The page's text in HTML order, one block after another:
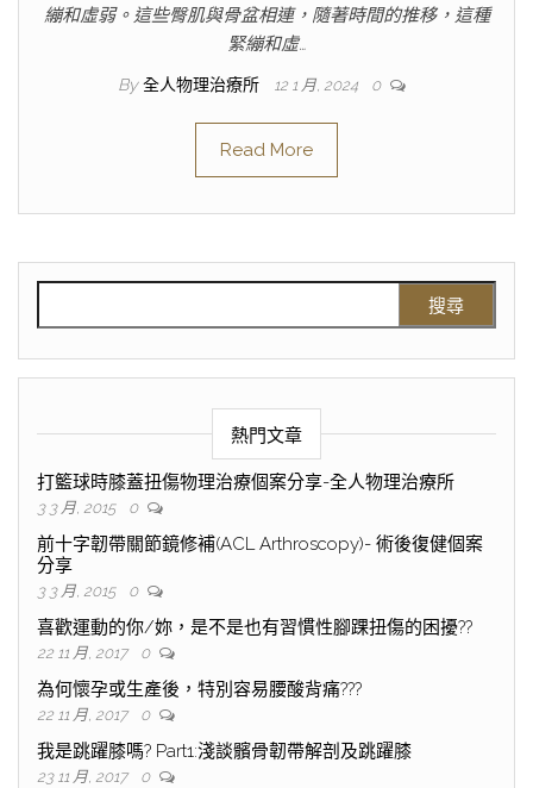
繃和虛弱。這些臀肌與骨盆相連，隨著時間的推移，這種
緊繃和虛…
By 全人物理治療所 12 1 月, 2024 0
Read More
熱門文章
打籃球時膝蓋扭傷物理治療個案分享-全人物理治療所
3 3 月, 2015 0
前十字韌帶關節鏡修補(ACL Arthroscopy)- 術後復健個案
分享
3 3 月, 2015 0
喜歡運動的你/妳，是不是也有習慣性腳踝扭傷的困擾??
22 11 月, 2017 0
為何懷孕或生產後，特別容易腰酸背痛???
22 11 月, 2017 0
我是跳躍膝嗎? Part1:淺談髕骨韌帶解剖及跳躍膝
23 11 月, 2017 0